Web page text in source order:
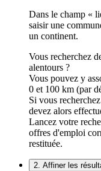
Dans le champ «
saisir une
un continent.
Vous recherchez
alentours ?
Vous pouvez y
0 et 100 km (par
Si vous
devez alors
Lancez votre
offres d'emploi
restituée.
2. Affiner les